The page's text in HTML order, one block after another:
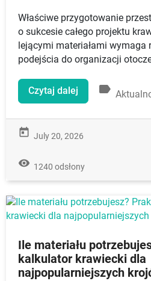
Właściwe przygotowanie
o sukcesie całego projektu
lejącymi materiałami wymaga
podejścia do organizacji
Czytaj dalej label
today July 20, 2026
remove_red_eye 1240 odsłony
Ile materiału
kalkulator krawiecki dla
najpopularniejszych